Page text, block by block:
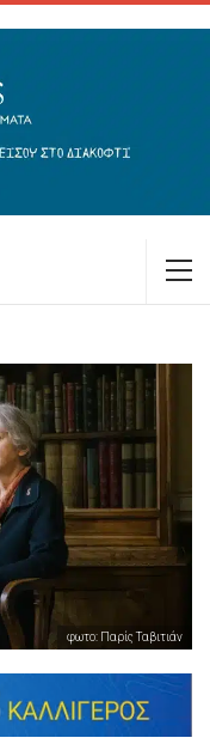
φωτο: Παρίς Ταβιτιάν